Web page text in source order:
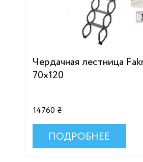
Чердачная лестница
70х120
14760 ₴
ПОДРОБНЕЕ